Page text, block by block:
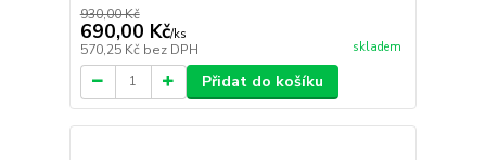
930,00 Kč
690,00 Kč/ks
570,25 Kč bez DPH skladem
Přidat do košíku